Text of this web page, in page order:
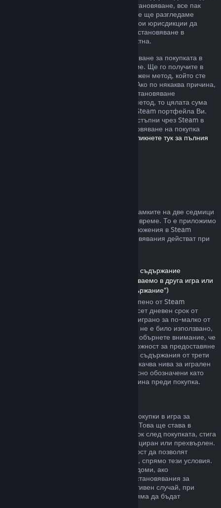
извън описаните от нас правила за възстановяване, все пак
можете да изискате възстановяване и ние ще разгледаме
случая. Възможно е потребителите в някои юрисдикции да
разполагат с допълнителни права за възстановяване в
обстоятелства, при които играта е дефектна.
Ще Ви бъде отпуснато пълно възстановяване за покупката в
рамките на една седмица след одобрение. Ще го получите в
Steam портфейла или чрез същия платежен метод, който сте
използвали, за да направите покупката. Ако по някаква причина,
Steam няма възможност да отпусне възстановяване
посредством първоначалния платежен метод, то цялата сума
ще бъде предоставена като кредит към Steam портфейла Ви.
(Възможно е някои платежни методи, достъпни чрез Steam в
държавата Ви, да не поддържат възстановяване на покупка
Кликнете тук за пълния
Steam възстановяването се предлага в рамките на две седмици
от покупката и при под два часа игрално време. То е приложимо
както за игри, така и при софтуерни приложения в Steam
магазина. Ето обзор за това как възстановявания действат при
Възстановявания на сумата за сваляемо съдържание
(Съдържание от Steam магазина, използваемо в друга игра или
софтуерно приложение, „Сваляемо съдържание“)
Сумата за сваляемото съдържание, закупено от Steam
магазина, се възстановява в четиринадесет дневен срок от
покупката, и ако съответното заглавие е играно за по-малко от
два часа, след транзакцията. Стига то да не е било използвано,
модифицирано или прехвърлено. Моля, обърнете внимание, че
в някои случаи Steam няма да има възможност за предоставяне
на възстановявания при някои сваляеми съдържания от трети
страни (например, ако то необратимо покачва нива за игрален
персонаж). Тези изключения ще бъдат ясно обозначени като
невъзстановими на страницата им магазина преди покупка.
Steam ще предлага възстановяване на покупки в игра за
всякакви заглавия разработени от Valve. Това ще става в
рамките на четиридесет и осем часов срок след покупката, стига
артикула да не е бил използван, модифициран или прехвърлен.
Другите разработчици ще имат възможност да позволят
възстановявания за артикули в игрите си, спрямо тези условия.
По време на покупката Steam ще Ви уведоми, ако
разработчикът е решил да предлага възстановявания за
артикула в играта, който купувате. В противен случай, при
покупките в игри, които не са на Valve, няма да бъдат